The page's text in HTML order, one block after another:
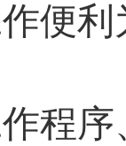
作便
作程